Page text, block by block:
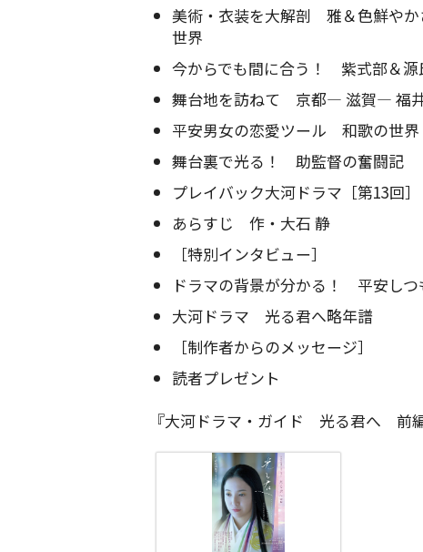
美術・衣装を大解剖 雅＆色鮮やか
世界
今からでも間に合う！ 紫式部＆源
舞台地を訪ねて 京都― 滋賀― 福
平安男女の恋愛ツール 和歌の世界
舞台裏で光る！ 助監督の奮闘記
プレイバック大河ドラマ［第13回
あらすじ 作・大石 静
［特別インタビュー］
ドラマの背景が分かる！ 平安しつ
大河ドラマ 光る君へ略年譜
［制作者からのメッセージ］
読者プレゼント
『大河ドラマ・ガイド 光る君へ 前